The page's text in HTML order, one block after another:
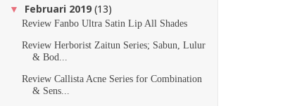
▼ Februari 2019(13)
Review Fanbo Ultra Satin Lip All Shades
Review Herborist Zaitun Series; Sabun, Lulur
& Bod...
Review Callista Acne Series for Combination
& Sens...